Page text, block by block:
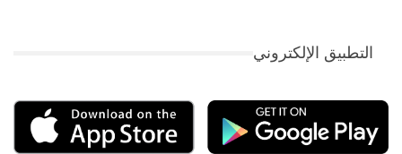
التطبيق الإلكتروني